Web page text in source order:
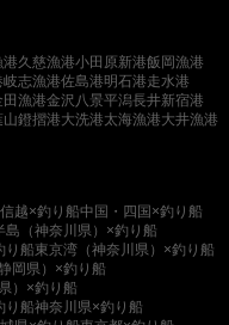
港久慈漁港小田原新港飯岡漁港
岐志漁港佐島港明石港走水港
田漁港金沢八景平潟長井新宿港
山鐙摺港大洗港太海漁港大井漁港
越×釣り船中国・四国×釣り船
島（神奈川県）×釣り船
り船東京湾（神奈川県）×釣り船
岡県）×釣り船
）×釣り船
り船神奈川県×釣り船